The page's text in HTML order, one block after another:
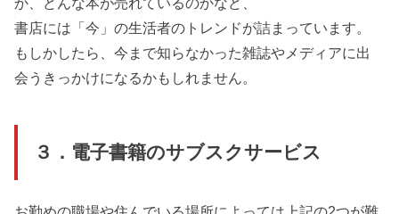
書店には「今」の生活者のトレンドが詰まっています。
もしかしたら、今まで知らなかった雑誌やメディアに出
会うきっかけになるかもしれません。
３．電子書籍のサブスクサービス